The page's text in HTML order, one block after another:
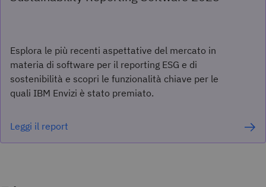
Esplora le più recenti aspettative del mercato in
materia di software per il reporting ESG e di
sostenibilità e scopri le funzionalità chiave per le
quali IBM Envizi è stato premiato.
Leggi il report